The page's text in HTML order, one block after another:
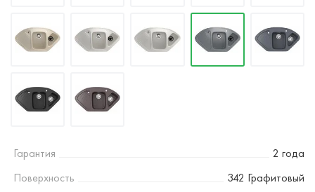
Гарантия
2 года
Поверхность
342 Графитовый